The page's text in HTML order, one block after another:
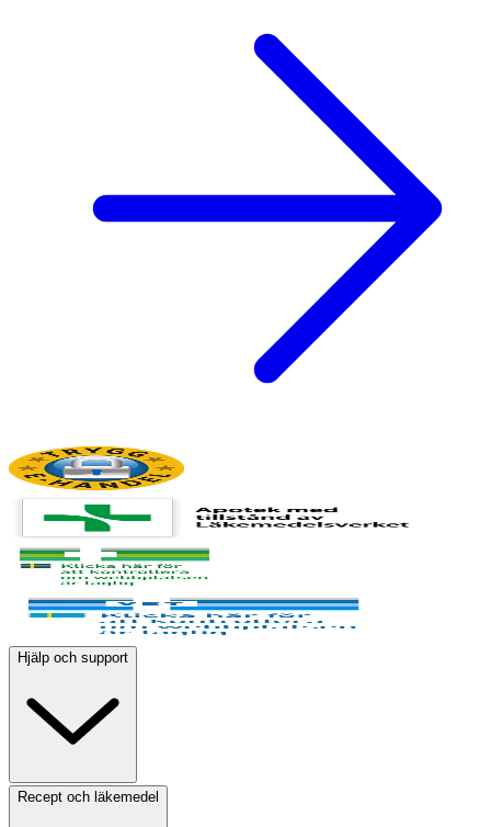
Hjälp och support
Recept och läkemedel